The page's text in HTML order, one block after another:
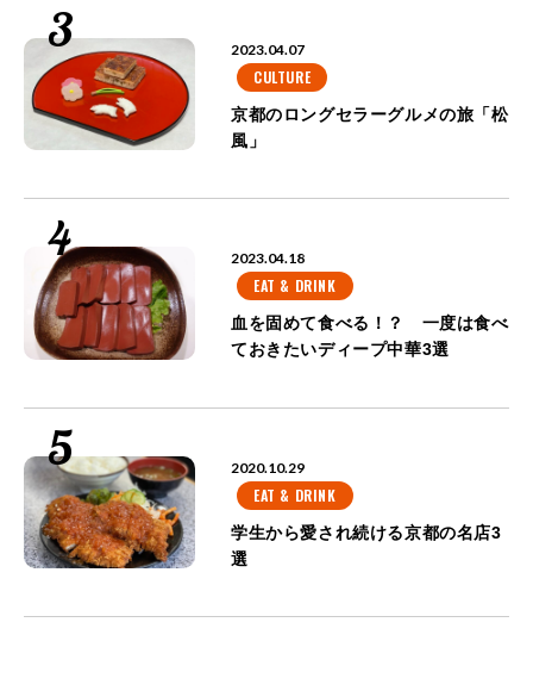
2023.04.07
CULTURE
京都のロングセラーグルメの旅「松
風」
2023.04.18
EAT & DRINK
血を固めて食べる！？ 一度は食べ
ておきたいディープ中華3選
2020.10.29
EAT & DRINK
学生から愛され続ける京都の名店3
選